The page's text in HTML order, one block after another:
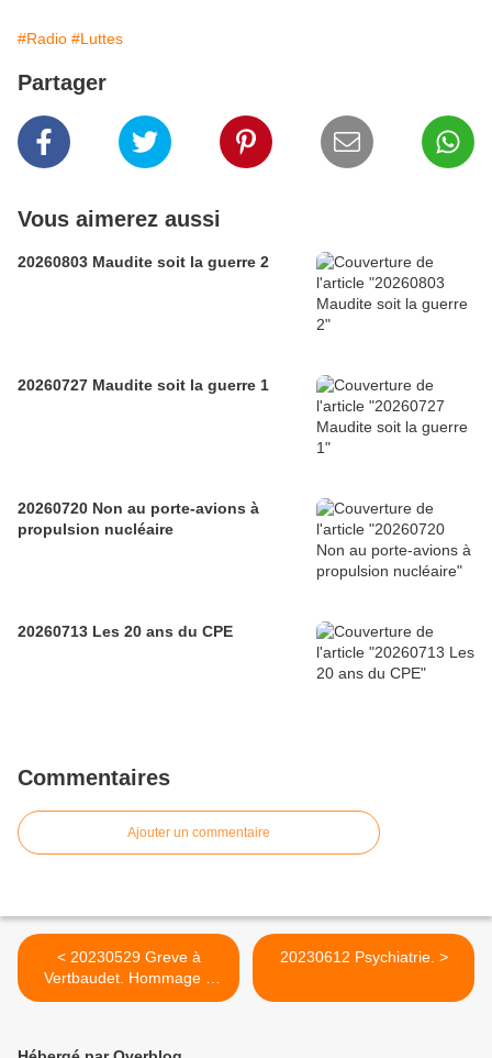
#Radio #Luttes
Partager
Vous aimerez aussi
20260803 Maudite soit la guerre 2
20260727 Maudite soit la guerre 1
20260720 Non au porte-avions à
propulsion nucléaire
20260713 Les 20 ans du CPE
Commentaires
Ajouter un commentaire
< 20230529 Greve à
Vertbaudet. Hommage à
Madjiguène Cissé.
20230612 Psychiatrie. >